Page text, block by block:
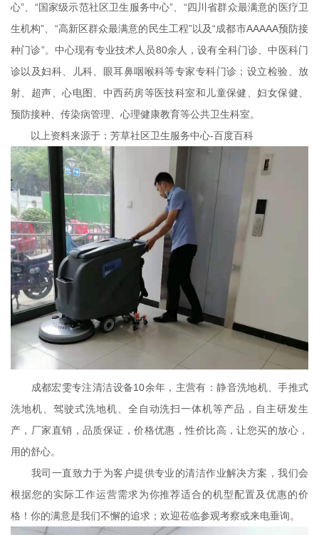
心”、“国家级示范社区卫生服务中心”、“四川省群众最满意的医疗卫
生机构”、“高新区群众最满意的民生工程”以及“成都市AAAAA预防接
种门诊”。中心现有专业技术人员80余人，设有全科门诊、中医科门
诊以及妇科、儿科、眼耳鼻咽喉科等专家专科门诊；设立检验、放
射、超声、心电图、中西药房等医技科室和儿童保健、妇女保健、
预防接种、传染病管理、心理健康教育等公共卫生科室。
以上资料来源于： 芳草社区卫生服务中心-百度百科
成都宏雯专注清洁设备10余年，主营有：静音洗地机、手推式
洗地机、驾驶式洗地机、全自动洗扫一体机等产品，自主研发生
产，厂家直销，品质保证，价格优惠，性价比高，让您买的放心，
用的舒心。
我司一直致力于为客户提供专业的清洁作业解决方案，我们会
根据您的实际工作运营需求为你推荐适合的机型配置及优惠的价
格！你的满意是我们不懈的追求；欢迎莅临参观考察或来电垂询。